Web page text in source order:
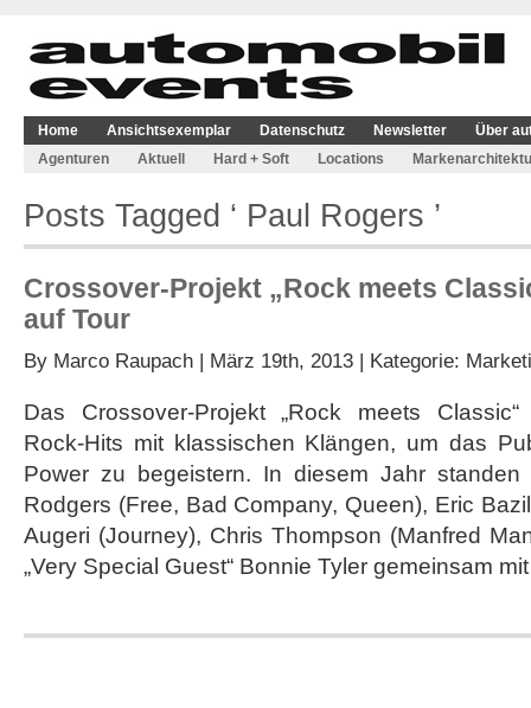
Home Ansichtsexemplar Datenschutz Newsletter
Über
Agenturen
Aktuell Hard + Soft Locations
Posts Tagged ‘ Paul Rogers ’
Crossover-Projekt „Rock meets
auf Tour
By Marco Raupach | März 19th, 2013 | Kategorie:
Das Crossover-Projekt „Rock meets
Rock-Hits mit klassischen Klängen, um das
Power zu begeistern. In diesem Jahr
Rodgers (Free, Bad Company, Queen), Eric
Augeri (Journey), Chris Thompson (Manfred
„Very Special Guest“ Bonnie Tyler gemeinsam